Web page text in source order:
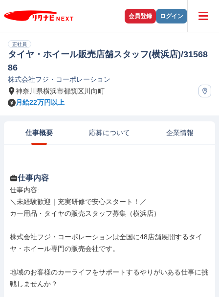
会員登録 ログイン
正社員
タイヤ・ホイール販売店舗スタッフ(横浜店)/31568
86
株式会社フジ・コーポレーション
神奈川県横浜市都筑区川向町
月給22万円以上
仕事概要 応募について 企業情報
仕事内容
仕事内容:
＼未経験歓迎｜充実研修で安心スタート！／
カー用品・タイヤの販売スタッフ募集（横浜店）
株式会社フジ・コーポレーションは全国に48店舗展開するタイ
ヤ・ホイール専門の販売会社です。
地域のお客様のカーライフをサポートするやりがいある仕事に挑
戦しませんか？